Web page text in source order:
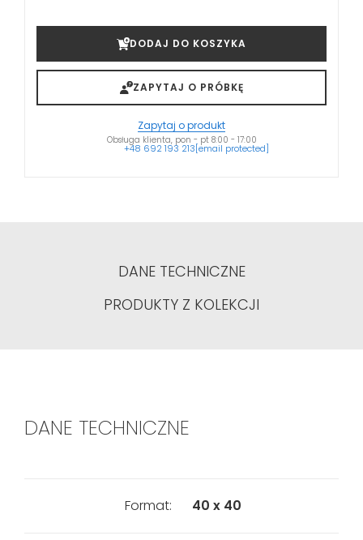
DODAJ DO KOSZYKA
ZAPYTAJ O PRÓBKĘ
Zapytaj o produkt
Obsługa klienta, pon - pt 8:00 - 17:00
+48 692 193 213[email protected]
DANE TECHNICZNE
PRODUKTY Z KOLEKCJI
DANE TECHNICZNE
Format: 40 x 40